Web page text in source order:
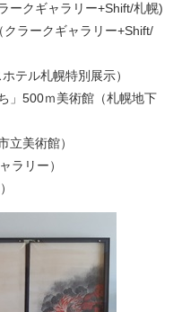
クギャラリー+Shift/札幌)
ラークギャラリー+Shift/
テル札幌特別展示）
」500ｍ美術館（札幌地下
美術館）
ラリー）